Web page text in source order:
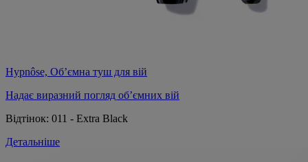
Hypnôse, Об’ємна туш для вій
Надає виразний погляд об’ємних вій
Відтінок: 011 - Extra Black
Детальніше